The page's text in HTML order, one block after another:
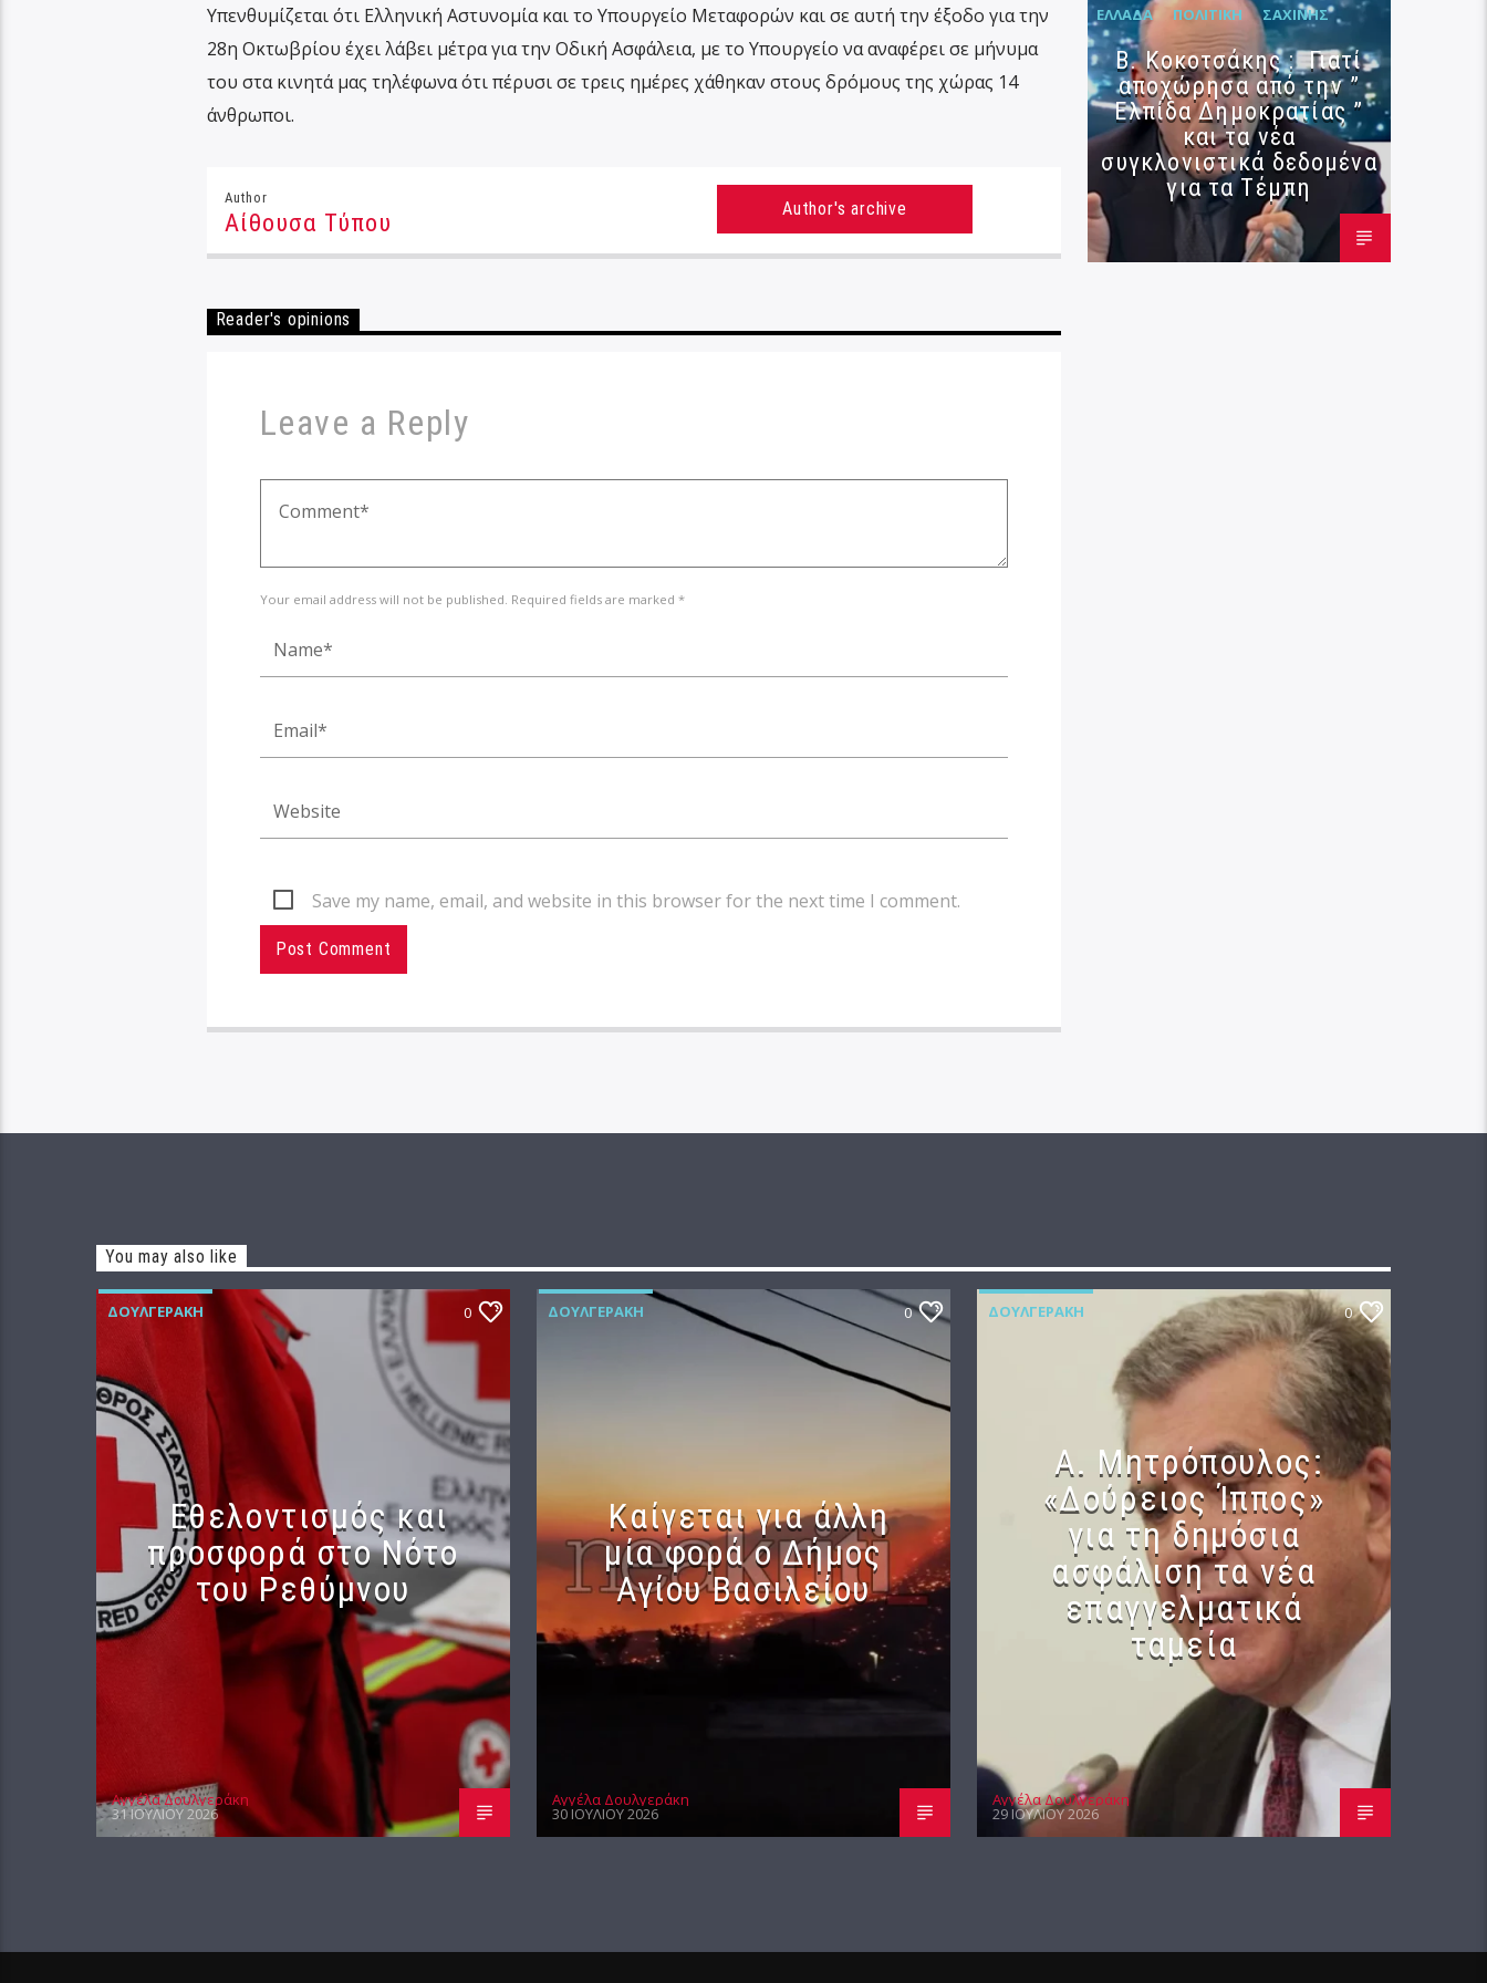
Υπενθυμίζεται ότι Ελληνική Αστυνομία και το Υπουργείο Μεταφορών και σε αυτή την έξοδο για την
28η Οκτωβρίου έχει λάβει μέτρα για την Οδική Ασφάλεια, με το Υπουργείο να αναφέρει σε μήνυμα
του στα κινητά μας τηλέφωνα ότι πέρυσι σε τρεις ημέρες χάθηκαν στους δρόμους της χώρας 14
άνθρωποι.
Author
Αίθουσα Τύπου Author's archive
Reader's opinions
Leave a Reply
Your email address will not be published. Required fields are marked *
Save my name, email, and website in this browser for the next time I comment.
ΕΛΛΆΔΑ ΠΟΛΙΤΙΚΉ ΣΑΧΊΝΗΣ
Β. Κοκοτσάκης : Γιατί
αποχώρησα από την ”
Ελπίδα Δημοκρατίας ”
και τα νέα
συγκλονιστικά δεδομένα
για τα Τέμπη
You may also like
ΔΟΥΛΓΕΡΆΚΗ 0
Εθελοντισμός και
προσφορά στο Νότο
του Ρεθύμνου
Αγγέλα Δουλγεράκη
31 ΙΟΥΛΊΟΥ 2026
ΔΟΥΛΓΕΡΆΚΗ 0
Καίγεται για άλλη
μία φορά ο Δήμος
Αγίου Βασιλείου
Αγγέλα Δουλγεράκη
30 ΙΟΥΛΊΟΥ 2026
ΔΟΥΛΓΕΡΆΚΗ 0
Α. Μητρόπουλος:
«Δούρειος Ίππος»
για τη δημόσια
ασφάλιση τα νέα
επαγγελματικά
ταμεία
Αγγέλα Δουλγεράκη
29 ΙΟΥΛΊΟΥ 2026